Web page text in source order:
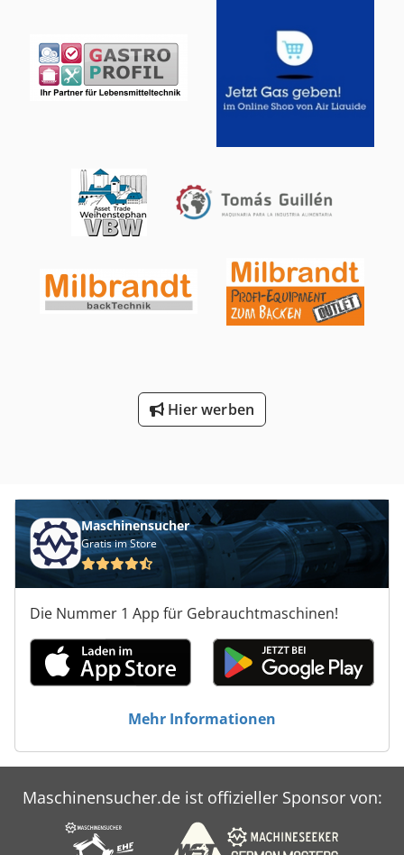
mit einem Innenkochersystem. Daneben ist ein klassischer
Whirlpool mit Würzekühlung und Würzebelüftung
installiert. Das Sudhaus läuft vollautomatisch mit der
Prozeßsteuerung "brewmaxx V7" und auf Basis des
Beriebssystems Windows. Dcedpfx Aow T St Ujlask
Prozesssteuerung "brewmaxx V7" Material:
Edelstahlsudwerk mit Kupferverkleidung Ausstattung:
Maischebottichpfanne, Maischepfanne,
Pfannendunstkondensator, Läuterbottich, Treberbunker
Innenkocher, Hopfengeber, Spindelstation, Whirlpool,
Würzekühlung, Würzebelüftung, diverse Pumpen, Mess-
und Regeltechnik, Ventile, Schaltschränke
Hier werben
Maschinensucher
Gratis im Store
Die Nummer 1 App für Gebrauchtmaschinen!
Mehr Informationen
Maschinensucher.de ist offizieller Sponsor von: